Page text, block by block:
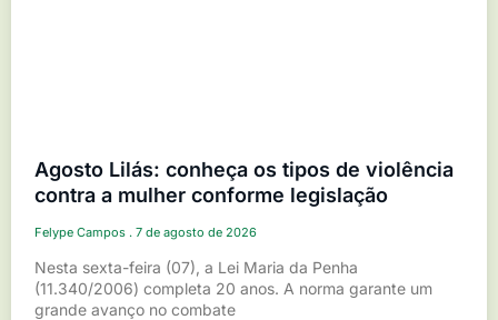
Agosto Lilás: conheça os tipos de violência
contra a mulher conforme legislação
Felype Campos 7 de agosto de 2026
Nesta sexta-feira (07), a Lei Maria da Penha
(11.340/2006) completa 20 anos. A norma garante um
grande avanço no combate